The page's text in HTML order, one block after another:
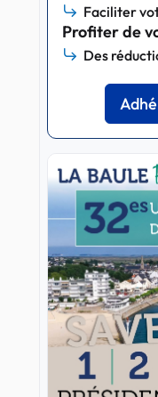
Faciliter
Profiter de
Des